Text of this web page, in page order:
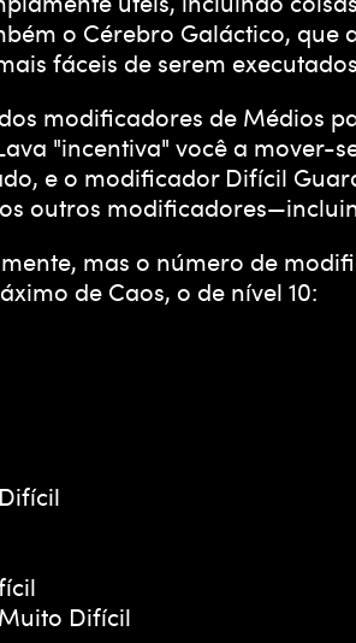
o Cérebro Galáctico,
fáceis de serem
modificadores de Médios
"incentiva" você a
e o modificador Difícil
outros
mas o número de
de Caos, o de nível 10:
Difícil